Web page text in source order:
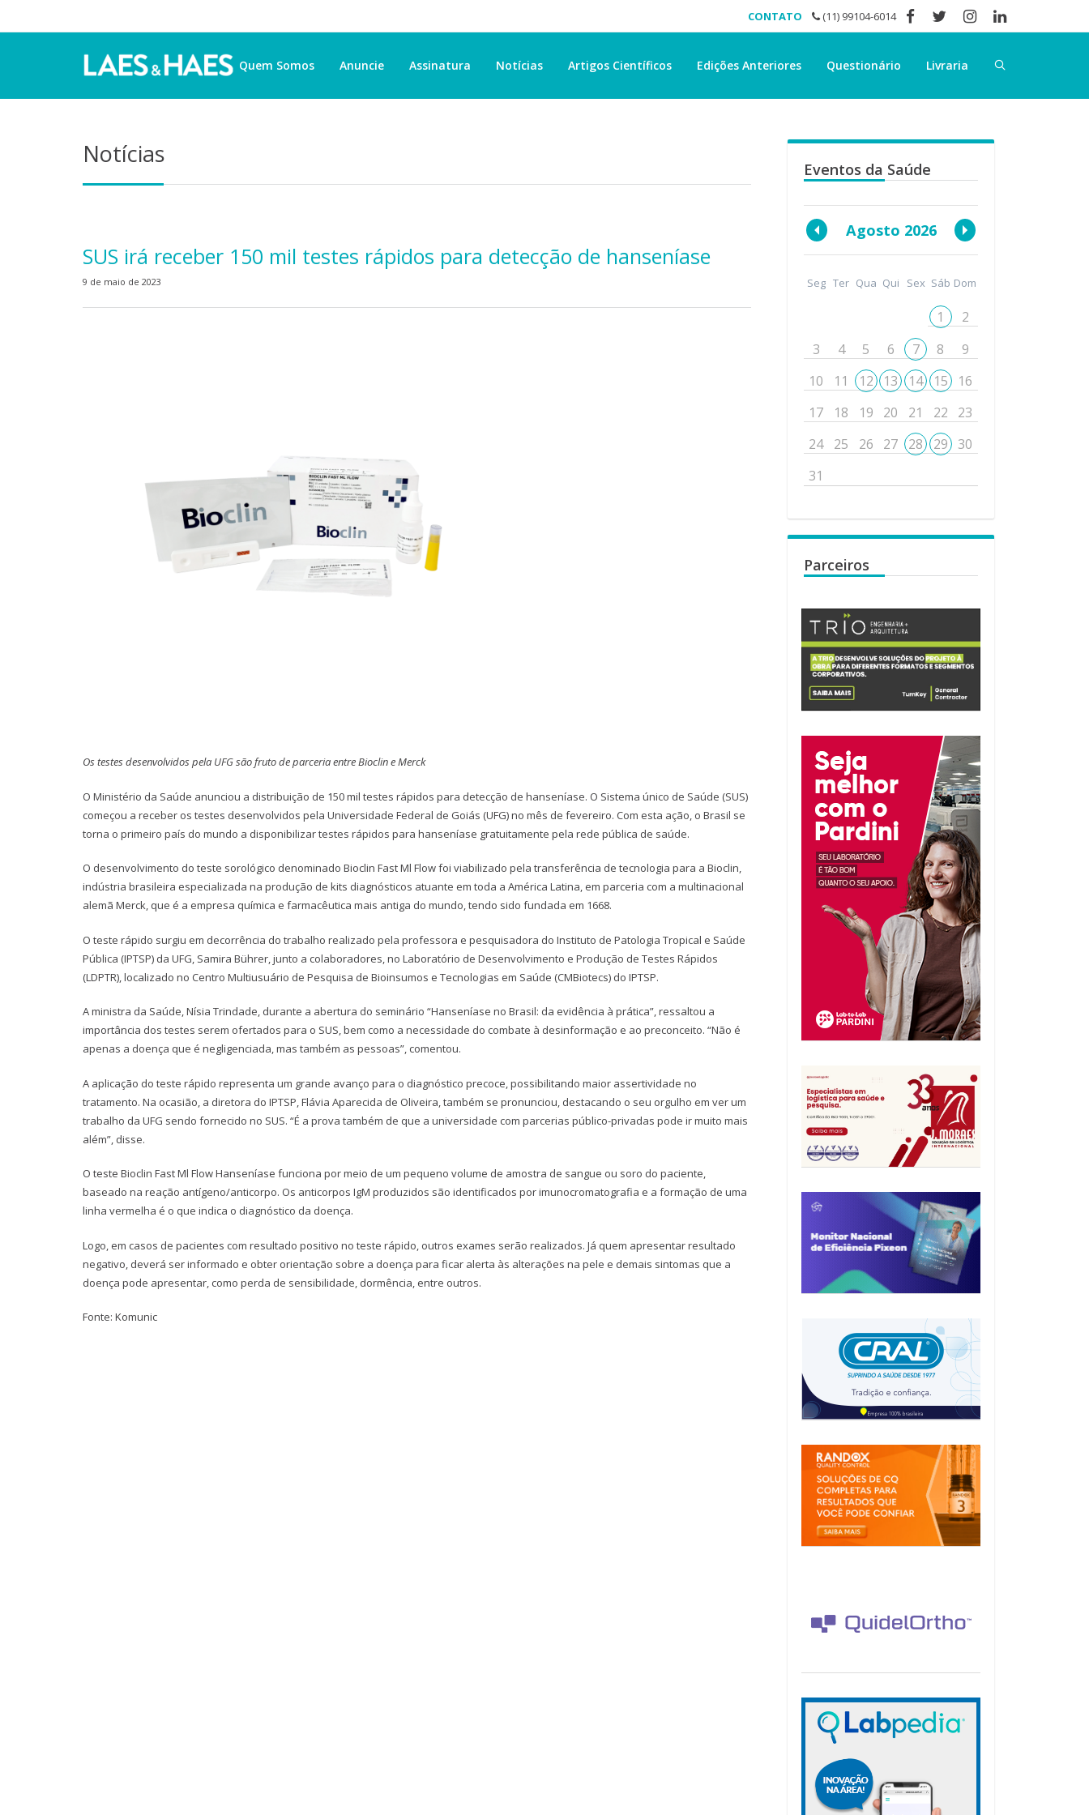
CONTATO (11) 99104-6014
Quem Somos Anuncie Assinatura Notícias Artigos Científicos Edições Anteriores Questionário Livraria
Notícias
SUS irá receber 150 mil testes rápidos para detecção de hanseníase
9 de maio de 2023
Os testes desenvolvidos pela UFG são fruto de parceria entre Bioclin e Merck
O Ministério da Saúde anunciou a distribuição de 150 mil testes rápidos para detecção de hanseníase. O Sistema único de Saúde (SUS)
começou a receber os testes desenvolvidos pela Universidade Federal de Goiás (UFG) no mês de fevereiro. Com esta ação, o Brasil se
torna o primeiro país do mundo a disponibilizar testes rápidos para hanseníase gratuitamente pela rede pública de saúde.
O desenvolvimento do teste sorológico denominado Bioclin Fast Ml Flow foi viabilizado pela transferência de tecnologia para a Bioclin,
indústria brasileira especializada na produção de kits diagnósticos atuante em toda a América Latina, em parceria com a multinacional
alemã Merck, que é a empresa química e farmacêutica mais antiga do mundo, tendo sido fundada em 1668.
O teste rápido surgiu em decorrência do trabalho realizado pela professora e pesquisadora do Instituto de Patologia Tropical e Saúde
Pública (IPTSP) da UFG, Samira Bührer, junto a colaboradores, no Laboratório de Desenvolvimento e Produção de Testes Rápidos
(LDPTR), localizado no Centro Multiusuário de Pesquisa de Bioinsumos e Tecnologias em Saúde (CMBiotecs) do IPTSP.
A ministra da Saúde, Nísia Trindade, durante a abertura do seminário “Hanseníase no Brasil: da evidência à prática”, ressaltou a
importância dos testes serem ofertados para o SUS, bem como a necessidade do combate à desinformação e ao preconceito. “Não é
apenas a doença que é negligenciada, mas também as pessoas”, comentou.
A aplicação do teste rápido representa um grande avanço para o diagnóstico precoce, possibilitando maior assertividade no
tratamento. Na ocasião, a diretora do IPTSP, Flávia Aparecida de Oliveira, também se pronunciou, destacando o seu orgulho em ver um
trabalho da UFG sendo fornecido no SUS. “É a prova também de que a universidade com parcerias público-privadas pode ir muito mais
além”, disse.
O teste Bioclin Fast Ml Flow Hanseníase funciona por meio de um pequeno volume de amostra de sangue ou soro do paciente,
baseado na reação antígeno/anticorpo. Os anticorpos IgM produzidos são identificados por imunocromatografia e a formação de uma
linha vermelha é o que indica o diagnóstico da doença.
Logo, em casos de pacientes com resultado positivo no teste rápido, outros exames serão realizados. Já quem apresentar resultado
negativo, deverá ser informado e obter orientação sobre a doença para ficar alerta às alterações na pele e demais sintomas que a
doença pode apresentar, como perda de sensibilidade, dormência, entre outros.
Fonte: Komunic
Eventos da Saúde
Agosto 2026
Seg Ter Qua Qui Sex Sáb Dom
1
2
3
4 5 6 7 8
9
10
11 12 13 14 15
16
17
18 19 20 21 22
23
24
25 26 27 28 29
30
31
Parceiros